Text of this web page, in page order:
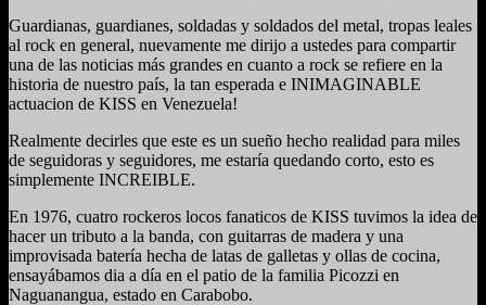
Guardianas, guardianes, soldadas y soldados del metal, tropas leales
al rock en general, nuevamente me dirijo a ustedes para compartir
una de las noticias más grandes en cuanto a rock se refiere en la
historia de nuestro país, la tan esperada e INIMAGINABLE
actuacion de KISS en Venezuela!
Realmente decirles que este es un sueño hecho realidad para miles
de seguidoras y seguidores, me estaría quedando corto, esto es
simplemente INCREIBLE.
En 1976, cuatro rockeros locos fanaticos de KISS tuvimos la idea de
hacer un tributo a la banda, con guitarras de madera y una
improvisada batería hecha de latas de galletas y ollas de cocina,
ensayábamos dia a día en el patio de la familia Picozzi en
Naguanangua, estado en Carabobo.